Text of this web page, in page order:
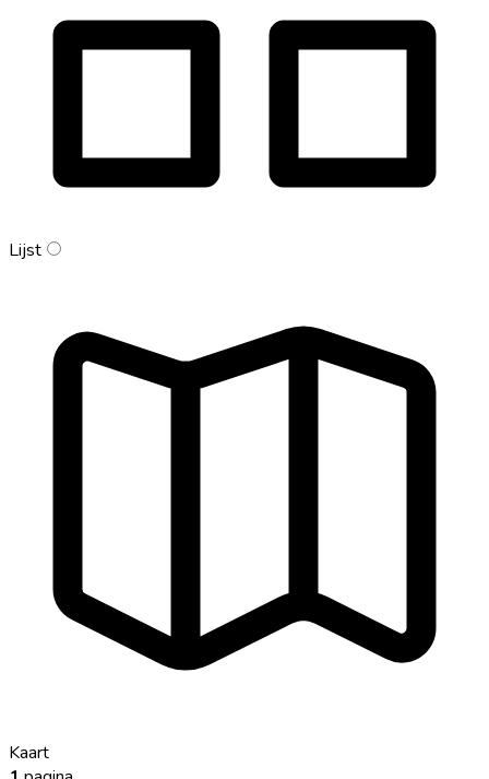
Lijst
Kaart